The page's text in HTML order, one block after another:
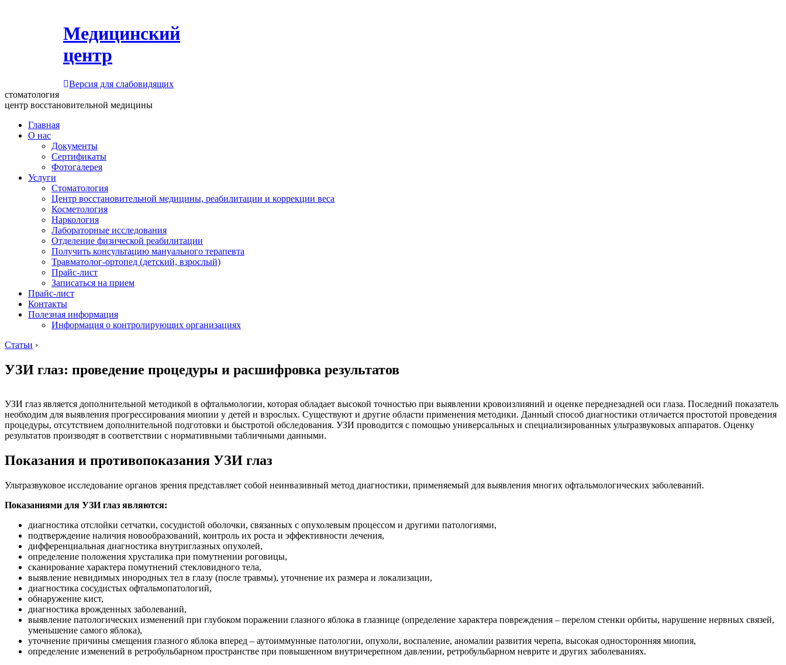
Медицинский
центр
Версия для слабовидящих
стоматология
центр восстановительной медицины
Главная
О нас
Документы
Сертификаты
Фотогалерея
Услуги
Стоматология
Центр восстановительной медицины, реабилитации и коррекции веса
Косметология
Наркология
Лабораторные исследования
Отделение физической реабилитации
Получить консультацию мануального терапевта
Травматолог-ортопед (детский, взрослый)
Прайс-лист
Записаться на прием
Прайс-лист
Контакты
Полезная информация
Информация о контролирующих организациях
Статьи ›
УЗИ глаз: проведение процедуры и расшифровка результатов
УЗИ глаз является дополнительной методикой в офтальмологии, которая обладает высокой точностью при выявлении кровоизлияний и оценке переднезадней оси глаза. Последний показатель
необходим для выявления прогрессирования миопии у детей и взрослых. Существуют и другие области применения методики. Данный способ диагностики отличается простотой проведения
процедуры, отсутствием дополнительной подготовки и быстротой обследования. УЗИ проводится с помощью универсальных и специализированных ультразвуковых аппаратов. Оценку
результатов производят в соответствии с нормативными табличными данными.
Показания и противопоказания УЗИ глаз
Ультразвуковое исследование органов зрения представляет собой неинвазивный метод диагностики, применяемый для выявления многих офтальмологических заболеваний.
Показаниями для УЗИ глаз являются:
диагностика отслойки сетчатки, сосудистой оболочки, связанных с опухолевым процессом и другими патологиями,
подтверждение наличия новообразований, контроль их роста и эффективности лечения,
дифференциальная диагностика внутриглазных опухолей,
определение положения хрусталика при помутнении роговицы,
сканирование характера помутнений стекловидного тела,
выявление невидимых инородных тел в глазу (после травмы), уточнение их размера и локализации,
диагностика сосудистых офтальмопатологий,
обнаружение кист,
диагностика врожденных заболеваний,
выявление патологических изменений при глубоком поражении глазного яблока в глазнице (определение характера повреждения – перелом стенки орбиты, нарушение нервных связей,
уменьшение самого яблока),
уточнение причины смещения глазного яблока вперед – аутоиммунные патологии, опухоли, воспаление, аномалии развития черепа, высокая односторонняя миопия,
определение изменений в ретробульбарном пространстве при повышенном внутричерепном давлении, ретробульбарном неврите и других заболеваниях.